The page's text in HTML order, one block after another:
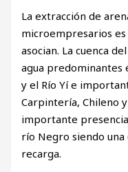
La extracción de
microempresarios
asocian. La cuenca
agua predominantes
y el Río Yí e
Carpintería, Chileno
importante
río Negro siendo una
recarga.